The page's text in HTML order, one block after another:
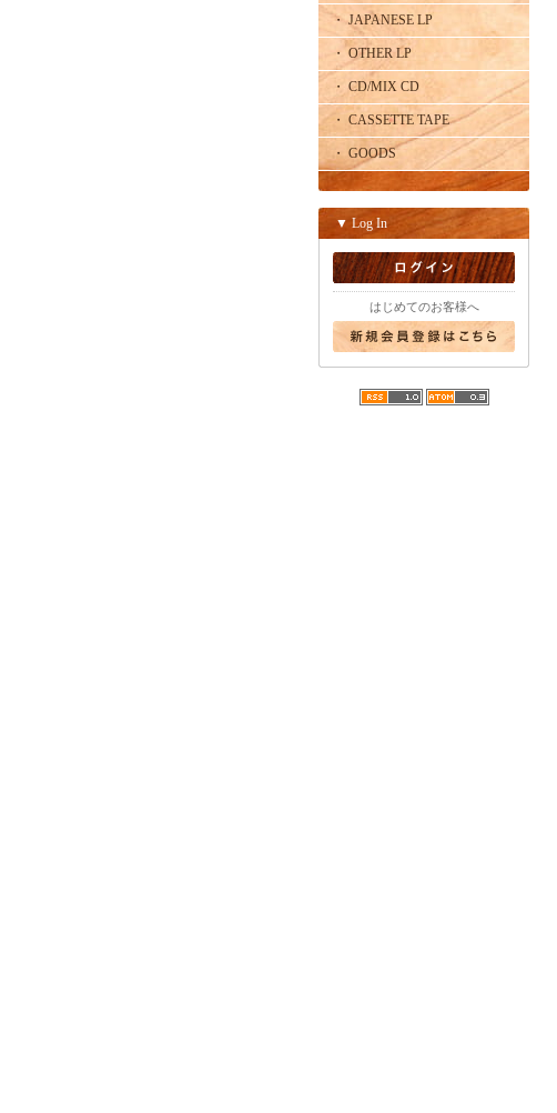
・ JAPANESE LP
・ OTHER LP
・ CD/MIX CD
・ CASSETTE TAPE
・ GOODS
▼ Log In
はじめてのお客様へ